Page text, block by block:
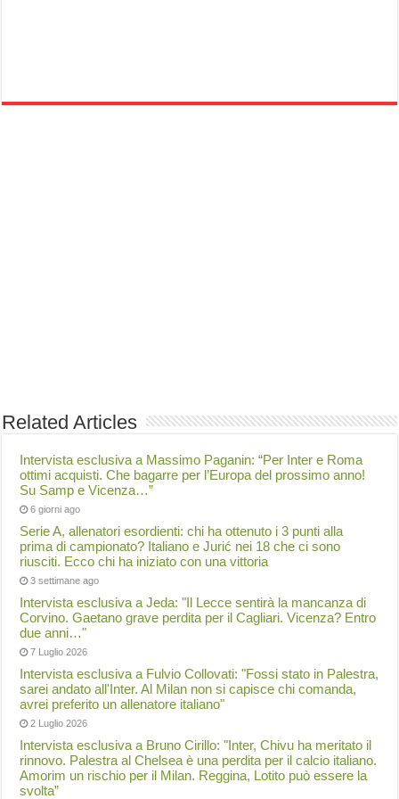
Related Articles
Intervista esclusiva a Massimo Paganin: “Per Inter e Roma
ottimi acquisti. Che bagarre per l’Europa del prossimo anno!
Su Samp e Vicenza…”
6 giorni ago
Serie A, allenatori esordienti: chi ha ottenuto i 3 punti alla
prima di campionato? Italiano e Jurić nei 18 che ci sono
riusciti. Ecco chi ha iniziato con una vittoria
3 settimane ago
Intervista esclusiva a Jeda: "Il Lecce sentirà la mancanza di
Corvino. Gaetano grave perdita per il Cagliari. Vicenza? Entro
due anni…"
7 Luglio 2026
Intervista esclusiva a Fulvio Collovati: "Fossi stato in Palestra,
sarei andato all'Inter. Al Milan non si capisce chi comanda,
avrei preferito un allenatore italiano"
2 Luglio 2026
Intervista esclusiva a Bruno Cirillo: "Inter, Chivu ha meritato il
rinnovo. Palestra al Chelsea è una perdita per il calcio italiano.
Amorim un rischio per il Milan. Reggina, Lotito può essere la
svolta”